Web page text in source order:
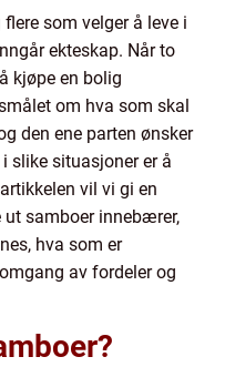
som velger å leve i
ekteskap. Når to
kjøpe en bolig
om hva som skal
den ene parten ønsker
slike situasjoner er å
vil vi gi en
samboer innebærer,
hva som er
av fordeler og